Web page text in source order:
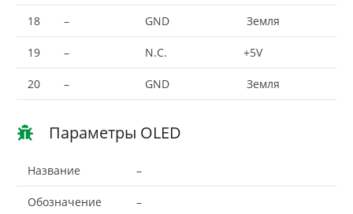
18 – GND Земля
19 – N.C. +5V
20 – GND Земля
Параметры OLED
Название –
Обозначение –